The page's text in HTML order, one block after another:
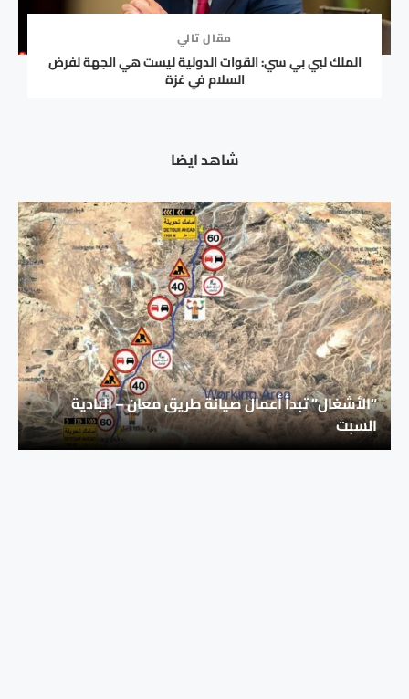
مقال تالي
الملك لبي بي سي: القوات الدولية ليست هي الجهة لفرض
السلام في غزة
شاهد ايضا
“الأشغال” تبدأ أعمال صيانة طريق معان – البادية
السبت